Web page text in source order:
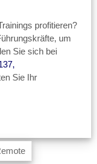
profitieren?
um
Sie sich bei
,
Sie Ihr